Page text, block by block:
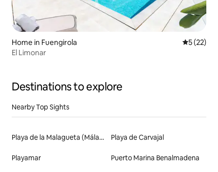
Home in Fuengirola 5 out of 5
5 (22)
El Limonar
Destinations to explore
Nearby Top Sights
Playa de la Malagueta (Málaga) Playa de Carvajal
Playamar Puerto Marina Benalmadena